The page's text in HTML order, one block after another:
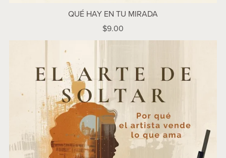
QUÉ HAY EN TU MIRADA
$9.00